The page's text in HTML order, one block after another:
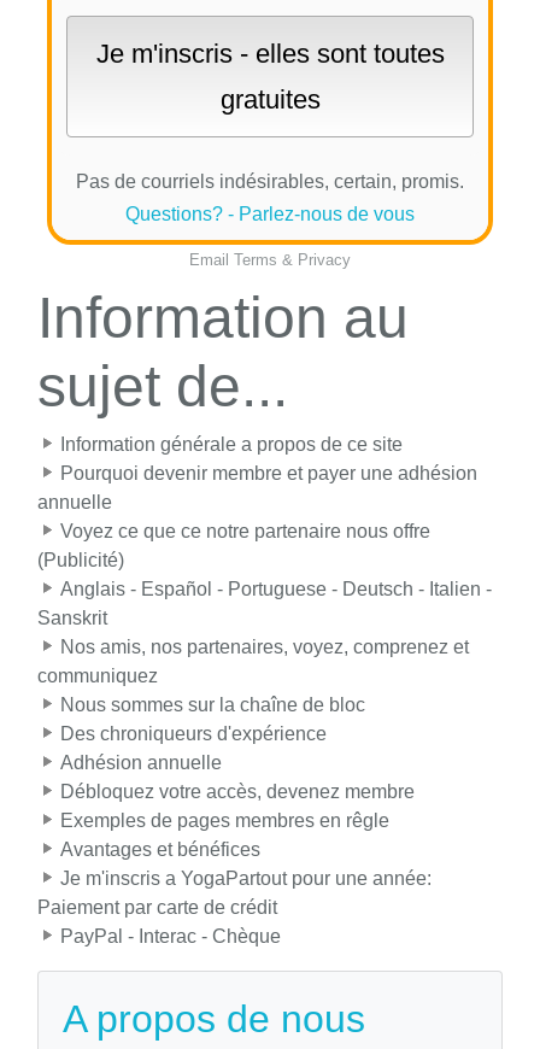
Pas de courriels indésirables, certain, promis.
Questions? - Parlez-nous de vous
Email Terms & Privacy
Information au
sujet de...
Information générale a propos de ce site
Pourquoi devenir membre et payer une adhésion
annuelle
Voyez ce que ce notre partenaire nous offre
(Publicité)
Anglais - Español - Portuguese - Deutsch - Italien -
Sanskrit
Nos amis, nos partenaires, voyez, comprenez et
communiquez
Nous sommes sur la chaîne de bloc
Des chroniqueurs d'expérience
Adhésion annuelle
Débloquez votre accès, devenez membre
Exemples de pages membres en rêgle
Avantages et bénéfices
Je m'inscris a YogaPartout pour une année:
Paiement par carte de crédit
PayPal - Interac - Chèque
A propos de nous